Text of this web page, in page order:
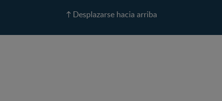
Calculadora de color de
Desplazarse hacia arriba